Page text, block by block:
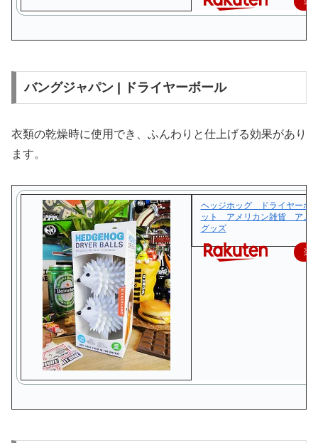
バングジャパン | ドライヤーボール
衣類の乾燥時に使用でき、ふんわりと仕上げる効果があり
ます。
ヘッジホッグ ドライヤーボ
ット アメリカン雑貨 アメ
グッズ
楽